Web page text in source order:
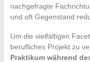
nachgefragte
und oft Gegenstand
Um die vielfältigen
berufliches Projekt zu
Praktikum während